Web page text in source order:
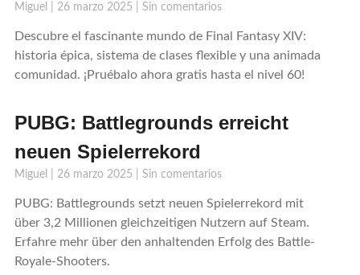
Miguel 26 marzo 2025 Sin comentarios
Descubre el fascinante mundo de Final Fantasy XIV:
historia épica, sistema de clases flexible y una animada
comunidad. ¡Pruébalo ahora gratis hasta el nivel 60!
PUBG: Battlegrounds erreicht
neuen Spielerrekord
Miguel 26 marzo 2025 Sin comentarios
PUBG: Battlegrounds setzt neuen Spielerrekord mit
über 3,2 Millionen gleichzeitigen Nutzern auf Steam.
Erfahre mehr über den anhaltenden Erfolg des Battle-
Royale-Shooters.